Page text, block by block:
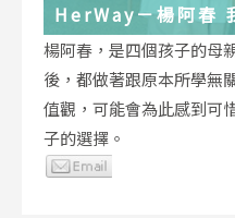
楊阿春，是四個孩子的母
後，都做著跟原本所學無
值觀，可能會為此感到可
子的選擇。